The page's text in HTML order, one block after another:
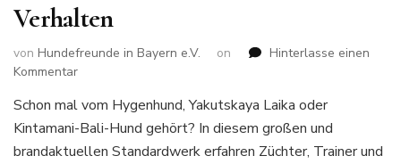
Verhalten
von Hundefreunde in Bayern e.V. on
Hinterlasse einen
Kommentarzu
Hunderassen
von
A-
Schon mal vom Hygenhund, Yakutskaya Laika oder
Kintamani-Bali-Hund gehört? In diesem großen und
brandaktuellen Standardwerk erfahren Züchter, Trainer und